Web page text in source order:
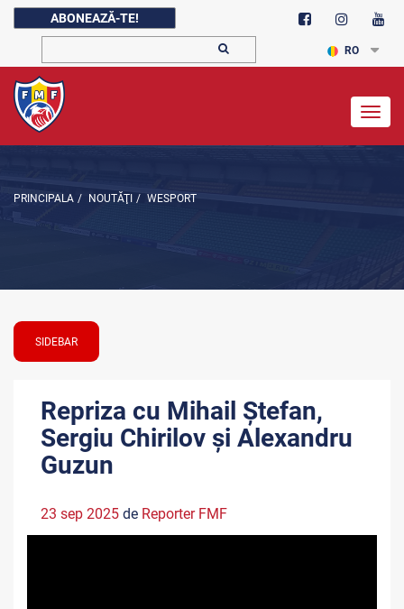
ABONEAZĂ-TE!
RO
PRINCIPALA / NOUTĂŢI / WESPORT
SIDEBAR
Repriza cu Mihail Ștefan,
Sergiu Chirilov și Alexandru
Guzun
23 sep 2025 de Reporter FMF